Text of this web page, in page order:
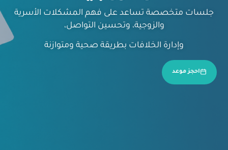
جلسات متخصصة تساعد على فهم المشكلات الأسرية
والزوجية، وتحسين التواصل،
وإدارة الخلافات بطريقة صحية ومتوازنة
احجز موعد